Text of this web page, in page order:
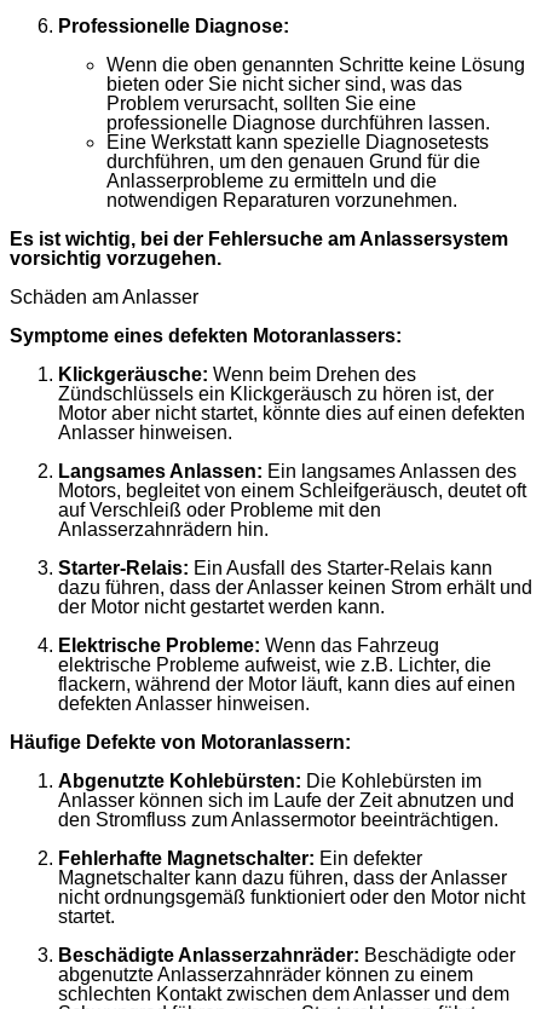
Professionelle Diagnose:
Wenn die oben genannten Schritte keine Lösung
bieten oder Sie nicht sicher sind, was das
Problem verursacht, sollten Sie eine
professionelle Diagnose durchführen lassen.
Eine Werkstatt kann spezielle Diagnosetests
durchführen, um den genauen Grund für die
Anlasserprobleme zu ermitteln und die
notwendigen Reparaturen vorzunehmen.
Es ist wichtig, bei der Fehlersuche am Anlassersystem
vorsichtig vorzugehen.
Schäden am Anlasser
Symptome eines defekten Motoranlassers:
Klickgeräusche: Wenn beim Drehen des
Zündschlüssels ein Klickgeräusch zu hören ist, der
Motor aber nicht startet, könnte dies auf einen defekten
Anlasser hinweisen.
Langsames Anlassen: Ein langsames Anlassen des
Motors, begleitet von einem Schleifgeräusch, deutet oft
auf Verschleiß oder Probleme mit den
Anlasserzahnrädern hin.
Starter-Relais: Ein Ausfall des Starter-Relais kann
dazu führen, dass der Anlasser keinen Strom erhält und
der Motor nicht gestartet werden kann.
Elektrische Probleme: Wenn das Fahrzeug
elektrische Probleme aufweist, wie z.B. Lichter, die
flackern, während der Motor läuft, kann dies auf einen
defekten Anlasser hinweisen.
Häufige Defekte von Motoranlassern:
Abgenutzte Kohlebürsten: Die Kohlebürsten im
Anlasser können sich im Laufe der Zeit abnutzen und
den Stromfluss zum Anlassermotor beeinträchtigen.
Fehlerhafte Magnetschalter: Ein defekter
Magnetschalter kann dazu führen, dass der Anlasser
nicht ordnungsgemäß funktioniert oder den Motor nicht
startet.
Beschädigte Anlasserzahnräder: Beschädigte oder
abgenutzte Anlasserzahnräder können zu einem
schlechten Kontakt zwischen dem Anlasser und dem